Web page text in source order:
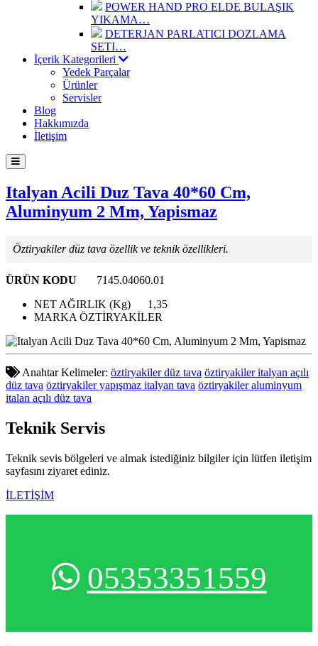
POWER HAND PRO ELDE BULAŞIK
YIKAMA…
DETERJAN PARLATICI DOZLAMA
SETI…
İçerik Kategorileri
Yedek Parçalar
Ürünler
Servisler
Blog
Hakkımızda
İletişim
Italyan Acili Duz Tava 40*60 Cm,
Aluminyum 2 Mm, Yapismaz
Öztiryakiler düz tava özellik ve teknik özellikleri.
ÜRÜN KODU
7145.04060.01
NET AĞIRLIK (Kg)
1,35
MARKA ÖZTİRYAKİLER
Anahtar Kelimeler: öztiryakiler düz tava öztiryakiler italyan açılı
düz tava öztiryakiler yapışmaz italyan tava öztiryakiler aluminyum
italan açılı düz tava
Teknik Servis
Teknik sevis bölgeleri ve almak istediğiniz bilgiler için lütfen iletişim
sayfasını ziyaret ediniz.
İLETİŞİM
05353351559